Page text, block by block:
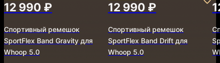
12 990 ₽
Спортивный ремешок
SportFlex Band Gravity для
Whoop 5.0
12 990 ₽
Спортивный ремешок
SportFlex Band Drift для
Whoop 5.0